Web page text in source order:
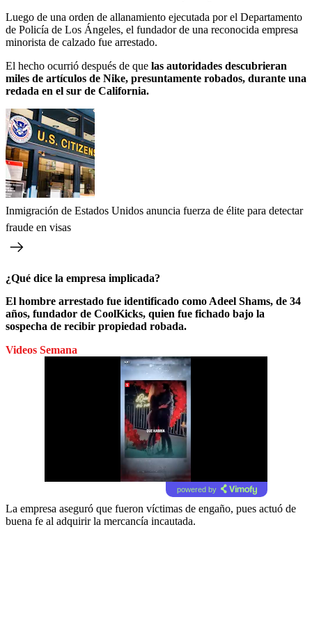
Luego de una orden de allanamiento ejecutada por el Departamento
de Policía de Los Ángeles, el fundador de una reconocida empresa
minorista de calzado fue arrestado.
El hecho ocurrió después de que las autoridades descubrieran
miles de artículos de Nike, presuntamente robados, durante una
redada en el sur de California.
Inmigración de Estados Unidos anuncia fuerza de élite para detectar
fraude en visas
¿Qué dice la empresa implicada?
El hombre arrestado fue identificado como Adeel Shams, de 34
años, fundador de CoolKicks, quien fue fichado bajo la
sospecha de recibir propiedad robada.
Videos Semana
powered by
La empresa aseguró que fueron víctimas de engaño, pues actuó de
buena fe al adquirir la mercancía incautada.